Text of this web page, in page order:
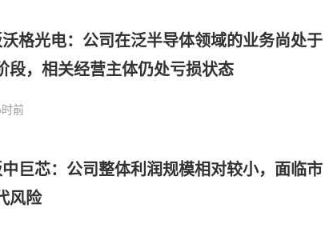
格光电：公司在泛半导体领域的业务尚处于
段，相关经营主体仍处亏损状态
前
巨芯：公司整体利润规模相对较小，面临市
风险